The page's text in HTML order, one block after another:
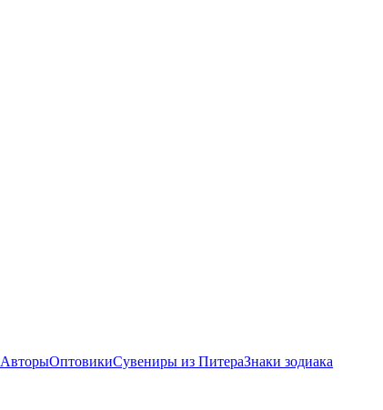
АвторыОптовикиСувениры из ПитераЗнаки зодиака